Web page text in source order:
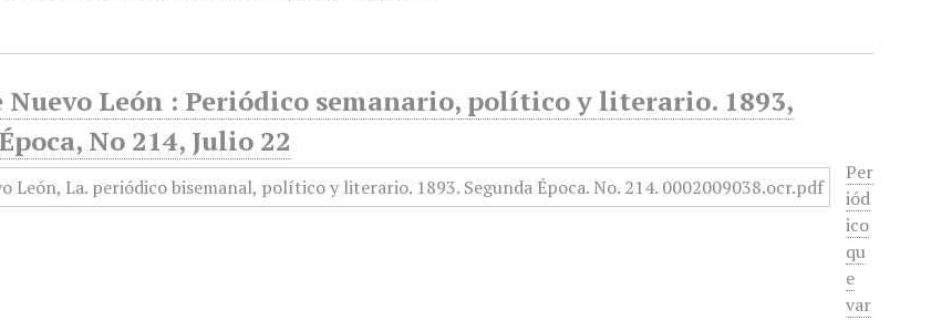
Nuevo León : Periódico semanario, político y literario. 1893,
No 214, Julio 22
Per
iód
ico
qu
e
var